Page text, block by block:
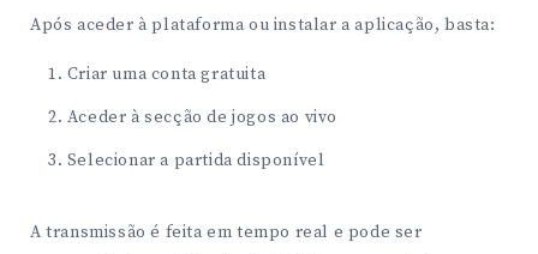
Após aceder à plataforma ou instalar a aplicação, basta:
Criar uma conta gratuita
Aceder à secção de jogos ao vivo
Selecionar a partida disponível
A transmissão é feita em tempo real e pode ser